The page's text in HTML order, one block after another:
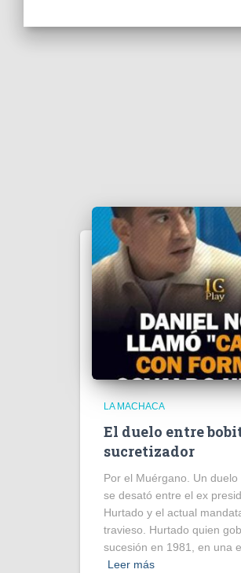
LA MACHACA
El duelo entre
sucretizador
Por el Muérgano. Un
se desató entre el ex
Hurtado y el actual
travieso. Hurtado quien
sucesión en 1981, en una
Leer más